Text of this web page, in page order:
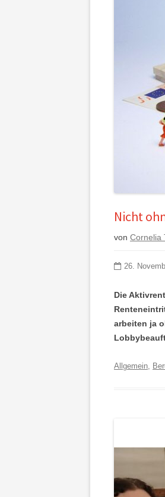
Nicht
von Cornelia
26.
Die
arbeiten ja
Allgemein,